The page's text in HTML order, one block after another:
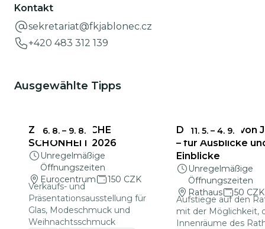
Kontakt
sekretariat@fkjablonec.cz
+420 483 312 139
Ausgewählte Tipps
6. 8. – 9. 8.
ZERBRECHLICHE
SCHÖNHEIT 2026
Unregelmäßige
Öffnungszeiten
Eurocentrum
150 CZK
Verkaufs- und
Präsentationsausstellung für
Glas, Modeschmuck und
Weihnachtsschmuck
11. 5. – 4. 9.
Das Rathaus von
– für Ausblicke
Einblicke
Unregelmäßige
Öffnungszeiten
Rathaus
50 CZK
Aufstiege auf den
mit der Möglichkeit,
Innenräume des